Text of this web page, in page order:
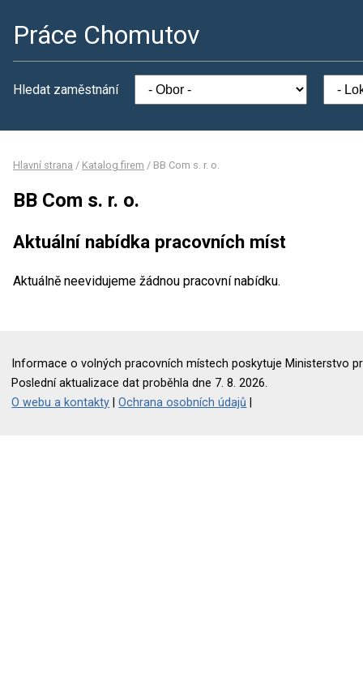
Práce Chomutov
Hledat zaměstnání
Hlavní strana / Katalog firem / BB Com s. r. o.
BB Com s. r. o.
Aktuální nabídka pracovních míst
Aktuálně neevidujeme žádnou pracovní nabídku.
Informace o volných pracovních místech poskytuje Ministerstvo
Poslední aktualizace dat proběhla dne 7. 8. 2026.
O webu a kontakty |Ochrana osobních údajů